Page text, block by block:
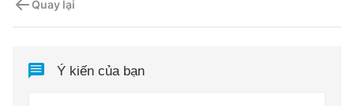
Quay lại
Ý kiến của bạn